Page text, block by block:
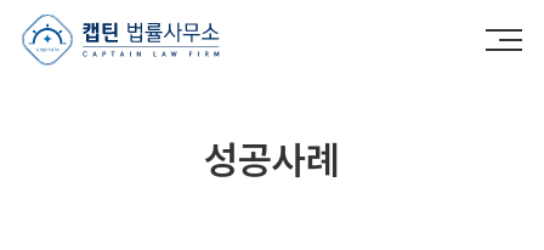
캡틴법률사무소
성공사례